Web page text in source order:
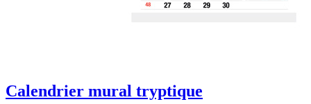
Calendrier mural tryptique